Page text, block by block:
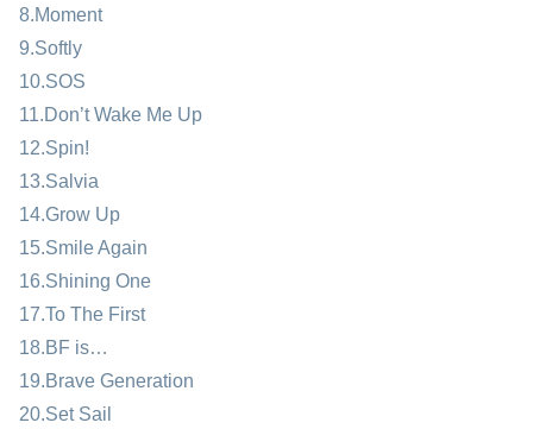
8.Moment
9.Softly
10.SOS
11.Don’t Wake Me Up
12.Spin!
13.Salvia
14.Grow Up
15.Smile Again
16.Shining One
17.To The First
18.BF is…
19.Brave Generation
20.Set Sail